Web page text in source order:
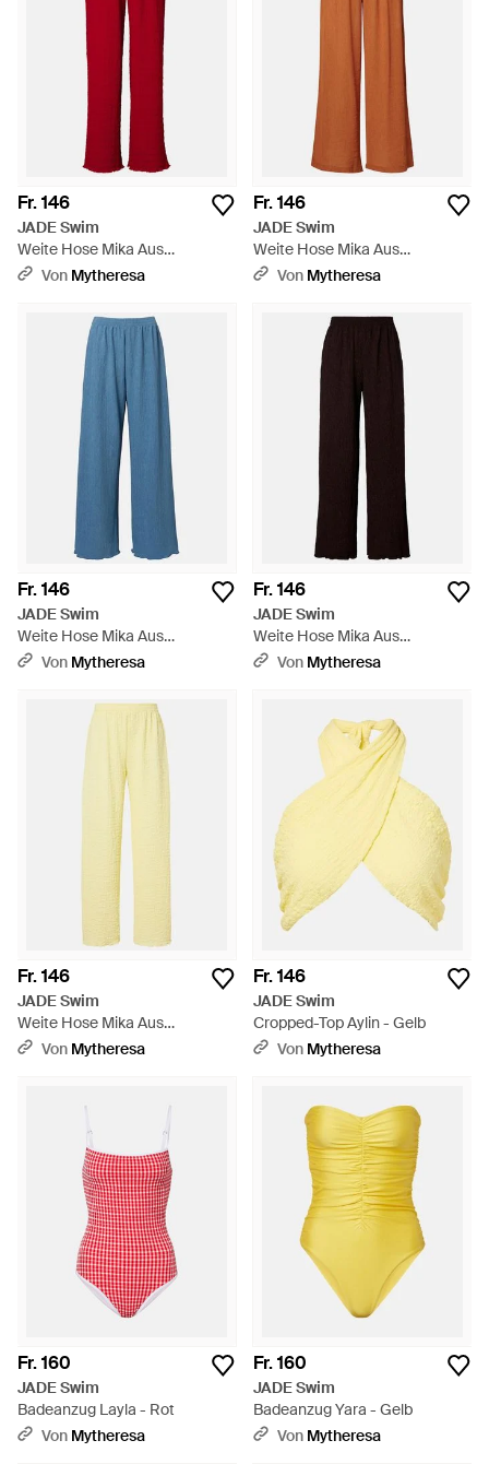
Fr. 146
JADE Swim
Weite Hose Mika Aus
Seersucker - Rot
Von Mytheresa
Fr. 146
JADE Swim
Weite Hose Mika Aus
Seersucker - Orange
Von Mytheresa
Fr. 146
JADE Swim
Weite Hose Mika Aus
Seersucker - Blau
Von Mytheresa
Fr. 146
JADE Swim
Weite Hose Mika Aus
Seersucker - Schwarz
Von Mytheresa
Fr. 146
JADE Swim
Weite Hose Mika Aus
Seersucker - Gelb
Von Mytheresa
Fr. 146
JADE Swim
Cropped-Top Aylin - Gelb
Von Mytheresa
Fr. 160
JADE Swim
Badeanzug Layla - Rot
Von Mytheresa
Fr. 160
JADE Swim
Badeanzug Yara - Gelb
Von Mytheresa